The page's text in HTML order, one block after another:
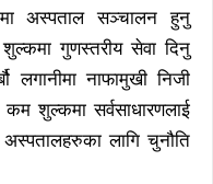
अस्पताल सञ्चालन हुनु
गुणस्तरीय सेवा दिनु
लगानीमा नाफामुखी निजी
शुल्कमा सर्वसाधारणलाई
लागि चुनौति